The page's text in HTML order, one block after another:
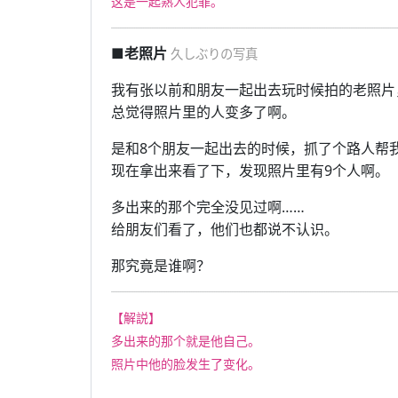
■老照片 久しぶりの写真
我有张以前和朋友一起出去玩时候拍的老照片
总觉得照片里的人变多了啊。
是和8个朋友一起出去的时候，抓了个路人帮
现在拿出来看了下，发现照片里有9个人啊。
多出来的那个完全没见过啊……
给朋友们看了，他们也都说不认识。
那究竟是谁啊？
【解説】
多出来的那个就是他自己。
照片中他的脸发生了变化。